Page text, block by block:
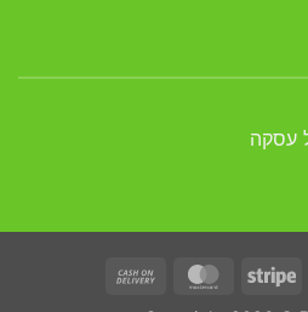
עסקה
Stripe
MasterCard